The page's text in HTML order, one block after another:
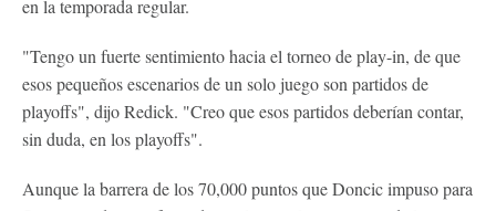
en la temporada regular.
"Tengo un fuerte sentimiento hacia el torneo de play-in, de que
esos pequeños escenarios de un solo juego son partidos de
playoffs", dijo Redick. "Creo que esos partidos deberían contar,
sin duda, en los playoffs".
Aunque la barrera de los 70,000 puntos que Doncic impuso para